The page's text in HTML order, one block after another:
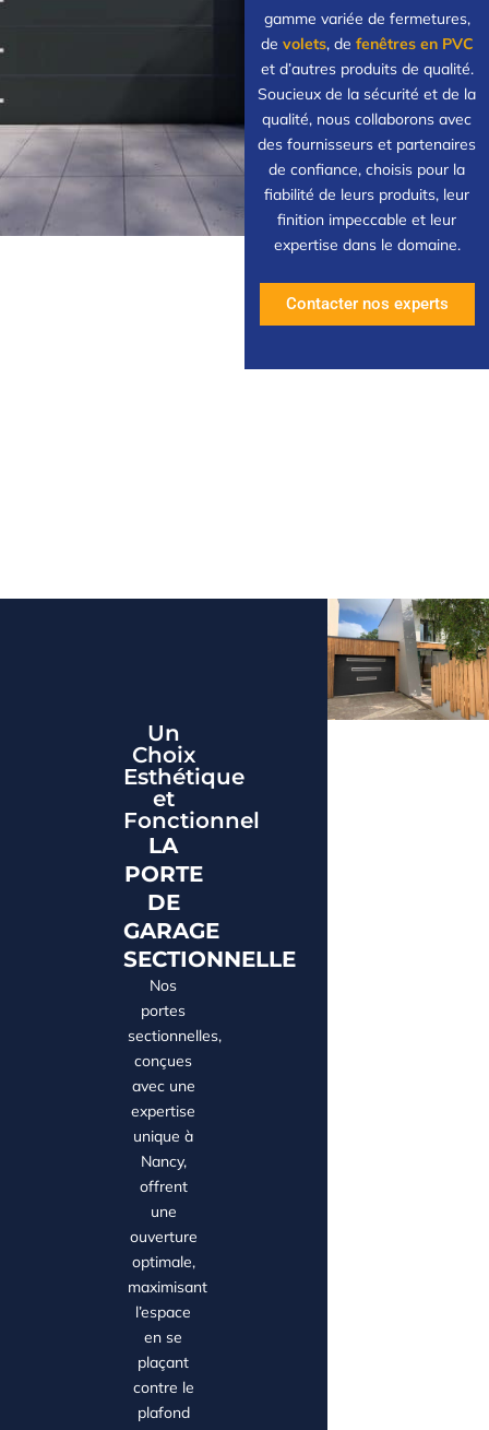
gamme variée de fermetures,
de volets, de fenêtres en PVC
et d’autres produits de qualité.
Soucieux de la sécurité et de la
qualité, nous collaborons avec
des fournisseurs et partenaires
de confiance, choisis pour la
fiabilité de leurs produits, leur
finition impeccable et leur
expertise dans le domaine.
Contacter nos experts
Un
Choix
Esthétique
et
Fonctionnel
LA
PORTE
DE
GARAGE
SECTIONNELLE
Nos
portes
sectionnelles,
conçues
avec une
expertise
unique à
Nancy,
offrent
une
ouverture
optimale,
maximisant
l’espace
en se
plaçant
contre le
plafond